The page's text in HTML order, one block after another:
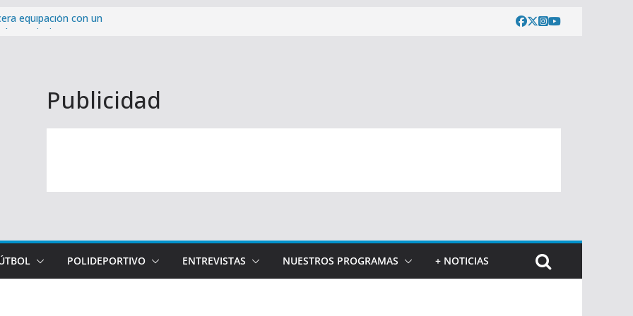
equipación con un
victoria de la pretemporada
del Sol: cómo y cuándo
de abonados con un 99,96%
CF – Levante UD de la
Publicidad
POLIDEPORTIVO ENTREVISTAS NUESTROS PROGRAMAS + NOTICIAS